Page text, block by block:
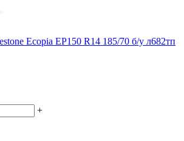
Ecopia EP150 R14 185/70 б/у л682тп
+